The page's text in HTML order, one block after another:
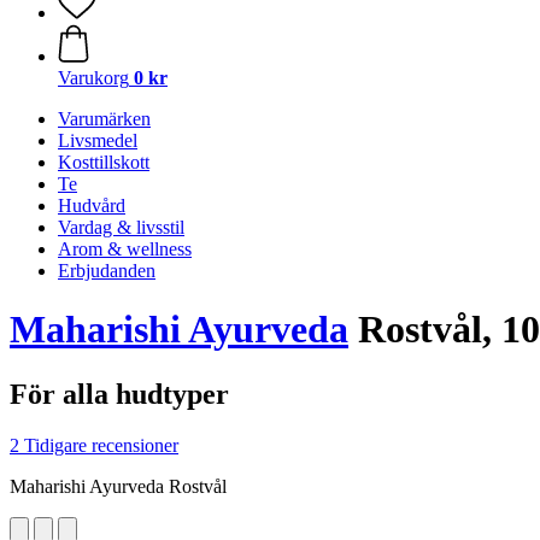
Varukorg 0 kr
Varumärken
Livsmedel
Kosttillskott
Te
Hudvård
Vardag & livsstil
Arom & wellness
Erbjudanden
Maharishi Ayurveda Rostvål,
För alla hudtyper
2 Tidigare recensioner
Maharishi Ayurveda Rostvål